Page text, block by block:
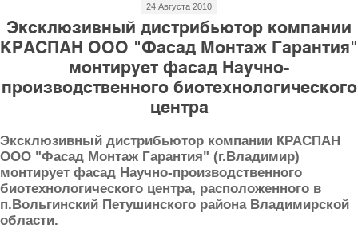
24 Августа 2010
Эксклюзивный дистрибьютор компании
КРАСПАН ООО "Фасад Монтаж Гарантия"
монтирует фасад Научно-
производственного биотехнологического
центра
Эксклюзивный дистрибьютор компании КРАСПАН
ООО "Фасад Монтаж Гарантия" (г.Владимир)
монтирует фасад Научно-производственного
биотехнологического центра, расположенного в
п.Вольгинский Петушинского района Владимирской
области.